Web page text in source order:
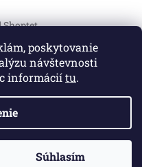
poskytovanie
návštevnosti
informáciítu.
Súhlasím
VAŠE OBJEDNÁVKY
práva vyhradené.
cookies
vás
Kontakt|Obchodné